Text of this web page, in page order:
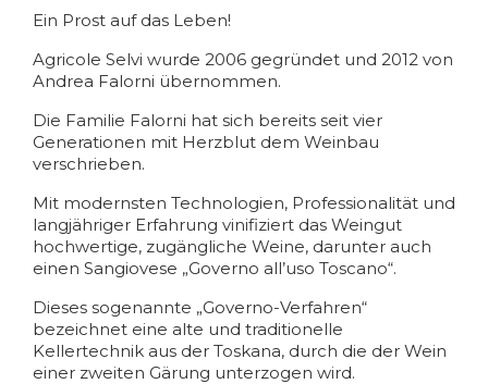
Ein Prost auf das Leben!
Agricole Selvi wurde 2006 gegründet und 2012 von
Andrea Falorni übernommen.
Die Familie Falorni hat sich bereits seit vier
Generationen mit Herzblut dem Weinbau
verschrieben.
Mit modernsten Technologien, Professionalität und
langjähriger Erfahrung vinifiziert das Weingut
hochwertige, zugängliche Weine, darunter auch
einen Sangiovese „Governo all’uso Toscano“.
Dieses sogenannte „Governo-Verfahren“
bezeichnet eine alte und traditionelle
Kellertechnik aus der Toskana, durch die der Wein
einer zweiten Gärung unterzogen wird.